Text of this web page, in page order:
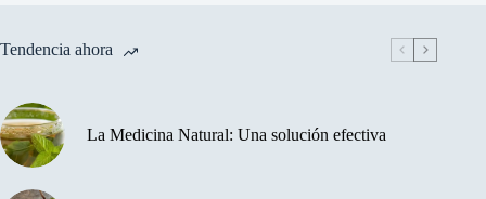
Tendencia ahora
La Medicina Natural: Una solución efectiva